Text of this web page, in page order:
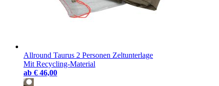
Allround Taurus 2 Personen Zeltunterlage
Mit Recycling-Material
ab € 46,00